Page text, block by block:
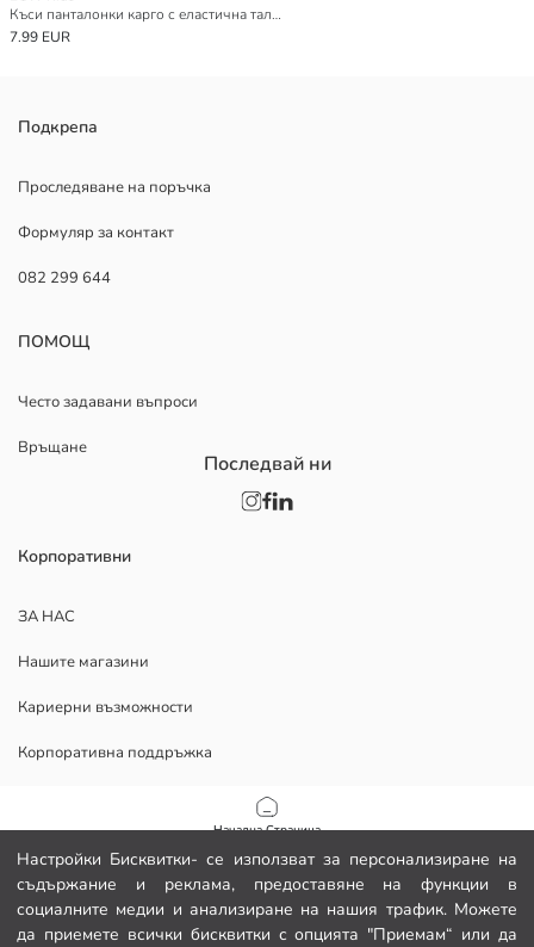
Настройки Бисквитки- се използват за персонализиране на
съдържание и реклама, предоставяне на функции в
социалните медии и анализиране на нашия трафик. Можете
да приемете всички бисквитки с опцията "Приемам“ или да
Начална Страница
Категории
Моята количка
Къси панталонки карго с еластична талия за момчета 2 броя
7.99 EUR
Подкрепа
Проследяване на поръчка
Формуляр за контакт
082 299 644
ПОМОЩ
Често задавани въпроси
Връщане
Корпоративни
ЗА НАС
Нашите магазини
Кариерни възможности
Корпоративна поддръжка
Политика за поверителност и сигурност на данните
Условия за ползване
Последвай ни